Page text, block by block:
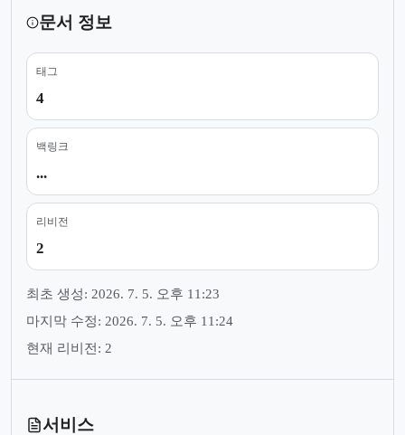
문서 정보
태그
4
백링크
...
리비전
2
최초 생성: 2026. 7. 5. 오후 11:23
마지막 수정: 2026. 7. 5. 오후 11:24
현재 리비전: 2
서비스